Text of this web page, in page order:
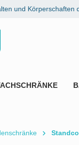
und Körperschaften